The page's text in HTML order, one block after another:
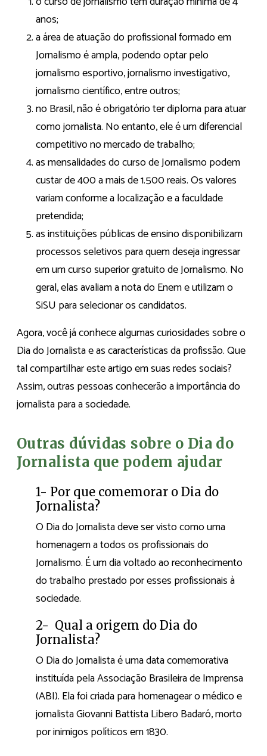
anos;
a área de atuação do profissional formado em
Jornalismo é ampla, podendo optar pelo
jornalismo esportivo, jornalismo investigativo,
jornalismo científico, entre outros;
no Brasil, não é obrigatório ter diploma para atuar
como jornalista. No entanto, ele é um diferencial
competitivo no mercado de trabalho;
as mensalidades do curso de Jornalismo podem
custar de 400 a mais de 1.500 reais. Os valores
variam conforme a localização e a faculdade
pretendida;
as instituições públicas de ensino disponibilizam
processos seletivos para quem deseja ingressar
em um curso superior gratuito de Jornalismo. No
geral, elas avaliam a nota do Enem e utilizam o
SiSU para selecionar os candidatos.
Agora, você já conhece algumas curiosidades sobre o
Dia do Jornalista e as características da profissão. Que
tal compartilhar este artigo em suas redes sociais?
Assim, outras pessoas conhecerão a importância do
jornalista para a sociedade.
Outras dúvidas sobre o Dia do
Jornalista que podem ajudar
1- Por que comemorar o Dia do
Jornalista?
O Dia do Jornalista deve ser visto como uma
homenagem a todos os profissionais do
Jornalismo. É um dia voltado ao reconhecimento
do trabalho prestado por esses profissionais à
sociedade.
2- Qual a origem do Dia do
Jornalista?
O Dia do Jornalista é uma data comemorativa
instituída pela Associação Brasileira de Imprensa
(ABI). Ela foi criada para homenagear o médico e
jornalista Giovanni Battista Libero Badaró, morto
por inimigos políticos em 1830.